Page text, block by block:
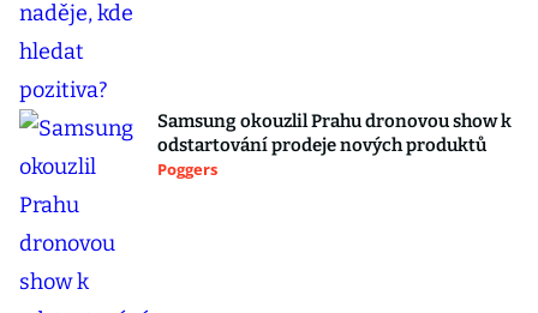
Samsung okouzlil Prahu dronovou show k
odstartování prodeje nových produktů
Poggers